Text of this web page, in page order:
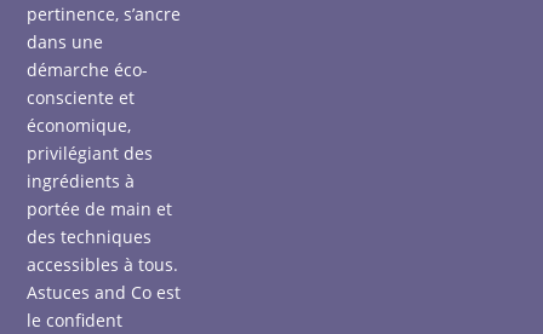
pertinence, s’ancre
dans une
démarche éco-
consciente et
économique,
privilégiant des
ingrédients à
portée de main et
des techniques
accessibles à tous.
Astuces and Co est
le confident